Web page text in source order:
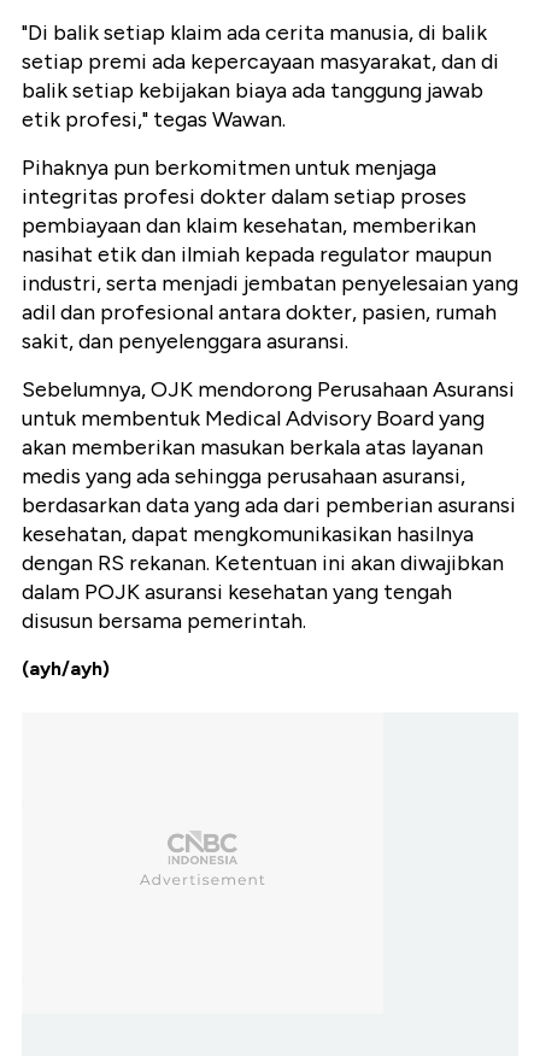
"Di balik setiap klaim ada cerita manusia, di balik
setiap premi ada kepercayaan masyarakat, dan di
balik setiap kebijakan biaya ada tanggung jawab
etik profesi," tegas Wawan.
Pihaknya pun berkomitmen untuk menjaga
integritas profesi dokter dalam setiap proses
pembiayaan dan klaim kesehatan, memberikan
nasihat etik dan ilmiah kepada regulator maupun
industri, serta menjadi jembatan penyelesaian yang
adil dan profesional antara dokter, pasien, rumah
sakit, dan penyelenggara asuransi.
Sebelumnya, OJK mendorong Perusahaan Asuransi
untuk membentuk Medical Advisory Board yang
akan memberikan masukan berkala atas layanan
medis yang ada sehingga perusahaan asuransi,
berdasarkan data yang ada dari pemberian asuransi
kesehatan, dapat mengkomunikasikan hasilnya
dengan RS rekanan. Ketentuan ini akan diwajibkan
dalam POJK asuransi kesehatan yang tengah
disusun bersama pemerintah.
(ayh/ayh)